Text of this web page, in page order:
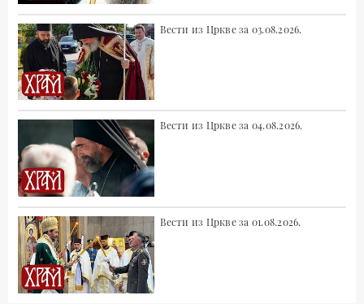
Вести из Цркве за 03.08.2026.
Вести из Цркве за 04.08.2026.
Вести из Цркве за 01.08.2026.